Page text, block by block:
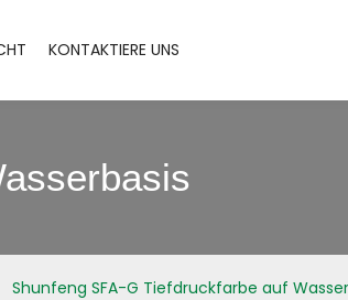
KONTAKTIERE UNS
Shunfeng SFA-G Tiefdruckfarbe auf